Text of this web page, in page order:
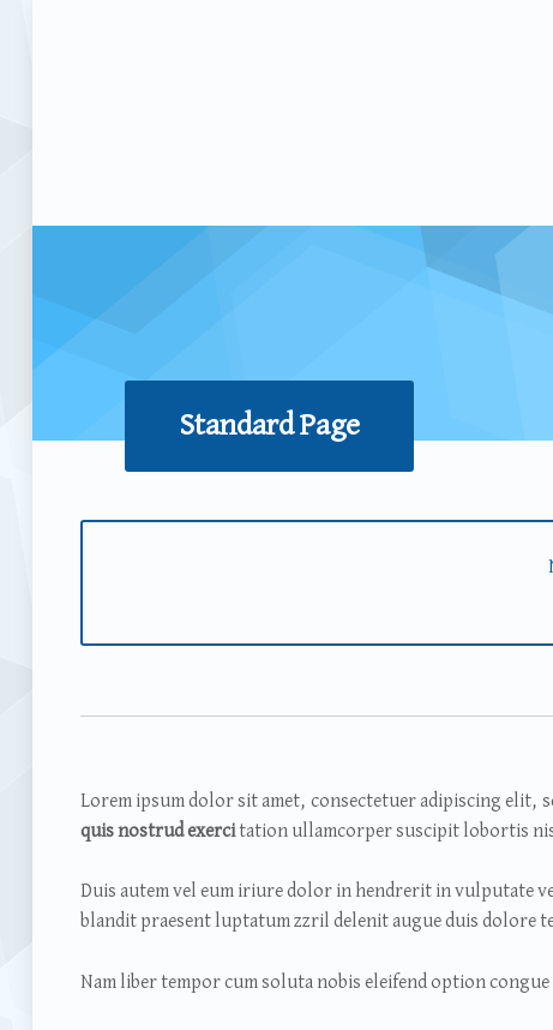
Standard Page
Lorem ipsum dolor sit amet, consectetuer adipiscing elit,
quis nostrud exercitation ullamcorper suscipit lobortis
Duis autem vel eum iriure dolor in hendrerit in vulputate
blandit praesent luptatum zzril delenit augue duis dolore
Nam liber tempor cum soluta nobis eleifend option